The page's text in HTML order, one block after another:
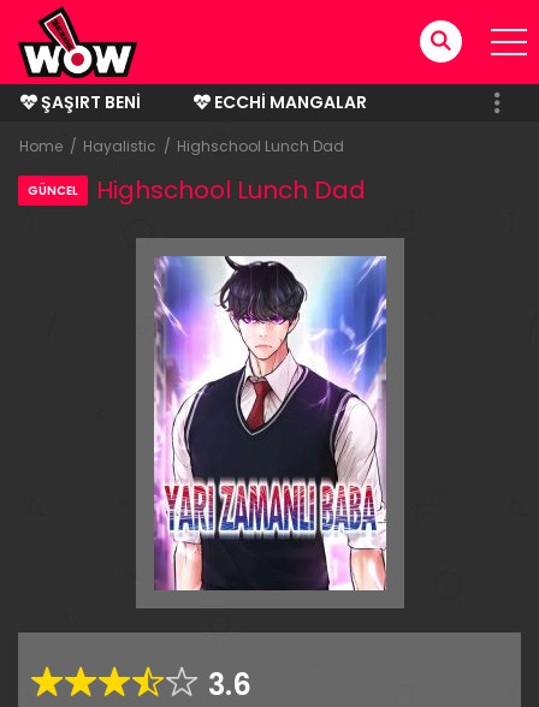
ŞAŞIRT BENI
ECCHI MANGALAR
BITMIŞ MANGALAR
Home Hayalistic Highschool Lunch Dad
GÜNCEL Highschool Lunch Dad
3.6